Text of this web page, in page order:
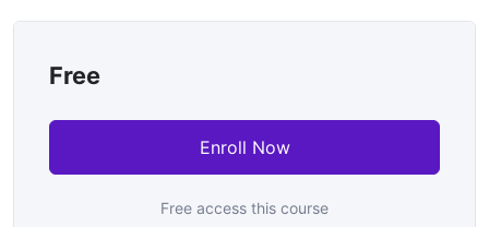
Free
Enroll Now
Free access this course